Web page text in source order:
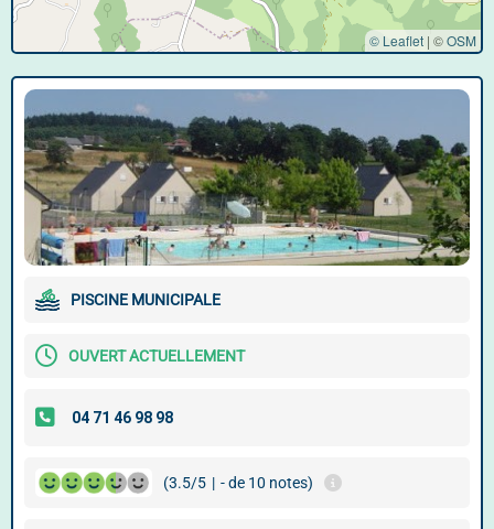
© Leaflet | ©OSM
PISCINE MUNICIPALE
OUVERT ACTUELLEMENT
(3.5/5 | - de 10 notes)